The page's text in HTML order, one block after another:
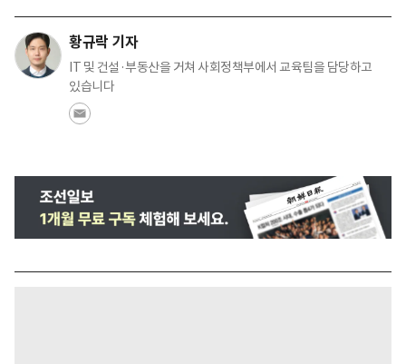
황규락 기자
IT 및 건설·부동산을 거쳐 사회정책부에서 교육팀을 담당하고
있습니다